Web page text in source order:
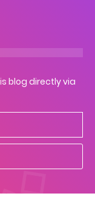
blog directly via